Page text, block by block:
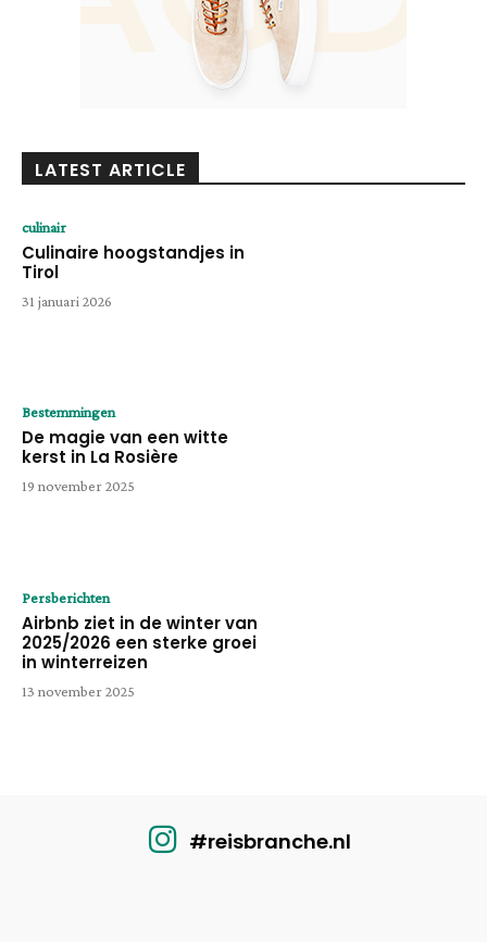
LATEST ARTICLE
culinair
Culinaire hoogstandjes in
Tirol
31 januari 2026
Bestemmingen
De magie van een witte
kerst in La Rosière
19 november 2025
Persberichten
Airbnb ziet in de winter van
2025/2026 een sterke groei
in winterreizen
13 november 2025
#reisbranche.nl